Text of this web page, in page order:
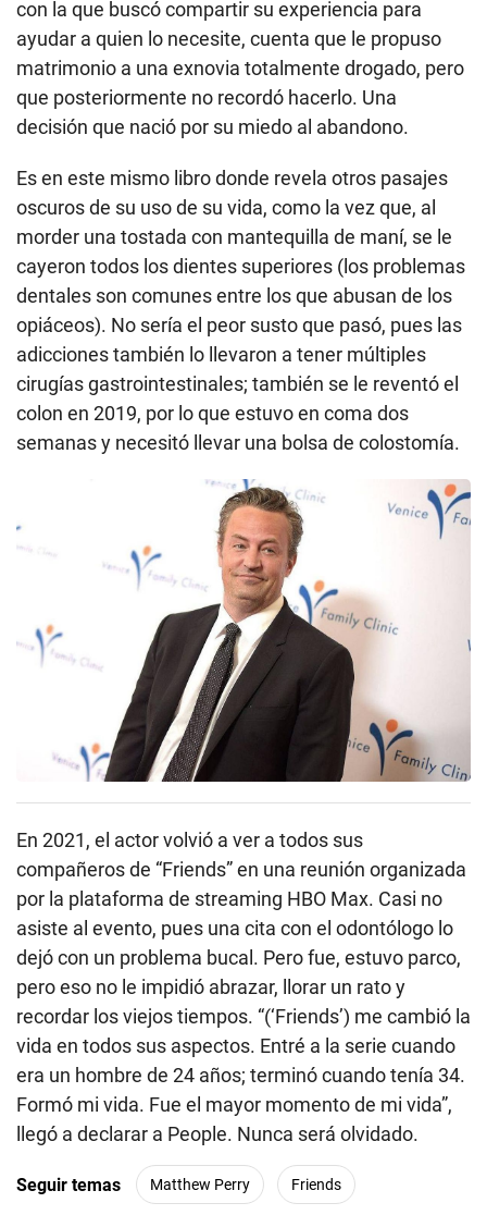
con la que buscó compartir su experiencia para
ayudar a quien lo necesite, cuenta que le propuso
matrimonio a una exnovia totalmente drogado, pero
que posteriormente no recordó hacerlo. Una
decisión que nació por su miedo al abandono.
Es en este mismo libro donde revela otros pasajes
oscuros de su uso de su vida, como la vez que, al
morder una tostada con mantequilla de maní, se le
cayeron todos los dientes superiores (los problemas
dentales son comunes entre los que abusan de los
opiáceos). No sería el peor susto que pasó, pues las
adicciones también lo llevaron a tener múltiples
cirugías gastrointestinales; también se le reventó el
colon en 2019, por lo que estuvo en coma dos
semanas y necesitó llevar una bolsa de colostomía.
En 2021, el actor volvió a ver a todos sus
compañeros de “Friends” en una reunión organizada
por la plataforma de streaming HBO Max. Casi no
asiste al evento, pues una cita con el odontólogo lo
dejó con un problema bucal. Pero fue, estuvo parco,
pero eso no le impidió abrazar, llorar un rato y
recordar los viejos tiempos. “(‘Friends’) me cambió la
vida en todos sus aspectos. Entré a la serie cuando
era un hombre de 24 años; terminó cuando tenía 34.
Formó mi vida. Fue el mayor momento de mi vida”,
llegó a declarar a People. Nunca será olvidado.
Seguir temas Matthew Perry Friends